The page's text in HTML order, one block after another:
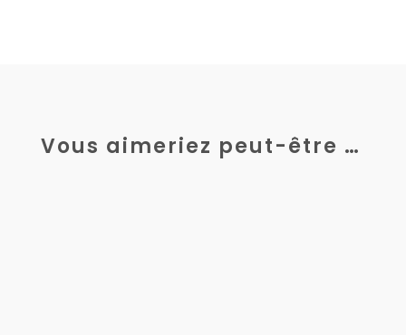
Vous aimeriez peut-être …